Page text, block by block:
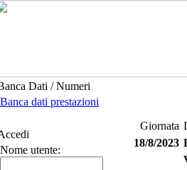
Dati / Numeri
Banca dati prestazioni
Nome utente:
Giornata
18/8/2023